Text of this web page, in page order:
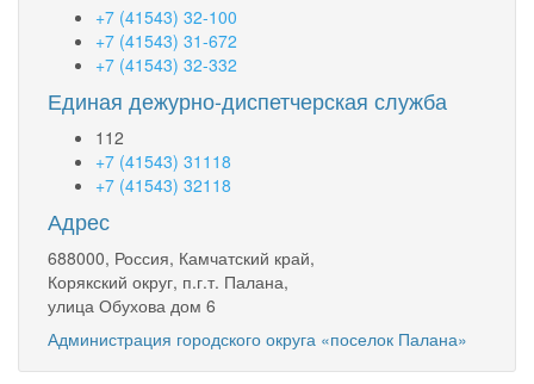
в
региональное
отделение
для
пенсии
и
листов
+7 (41543) 32-100
+7 (41543) 31-672
+7 (41543) 32-332
Единая дежурно-диспетчерская служба
112
+7 (41543) 31118
+7 (41543) 32118
Адрес
688000, Россия, Камчатский край,
Корякский округ, п.г.т. Палана,
улица Обухова дом 6
Администрация городского округа «поселок Палана»